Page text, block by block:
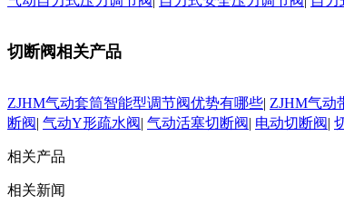
切断阀相关产品
ZJHM气动套筒智能型调节阀优势有哪些| ZJHM气动
断阀| 气动Y形疏水阀| 气动活塞切断阀| 电动切断阀|
相关产品
相关新闻